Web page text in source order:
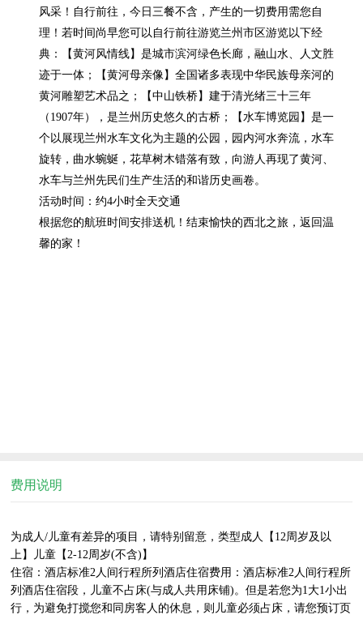
风采！自行前往，今日三餐不含，产生的一切费用需您自
理！若时间尚早您可以自行前往游览兰州市区游览以下经
典：【黄河风情线】是城市滨河绿色长廊，融山水、人文胜
迹于一体；【黄河母亲像】全国诸多表现中华民族母亲河的
黄河雕塑艺术品之；【中山铁桥】建于清光绪三十三年
（1907年），是兰州历史悠久的古桥；【水车博览园】是一
个以展现兰州水车文化为主题的公园，园内河水奔流，水车
旋转，曲水蜿蜒，花草树木错落有致，向游人再现了黄河、
水车与兰州先民们生产生活的和谐历史画卷。
活动时间：约4小时全天交通
根据您的航班时间安排送机！结束愉快的西北之旅，返回温
馨的家！
费用说明
为成人/儿童有差异的项目，请特别留意，类型成人【12周岁及以
上】儿童【2-12周岁(不含)】
住宿：酒店标准2人间行程所列酒店住宿费用：酒店标准2人间行程所
列酒店住宿段，儿童不占床(与成人共用床铺)。但是若您为1大1小出
行，为避免打搅您和同房客人的休息，则儿童必须占床，请您预订页